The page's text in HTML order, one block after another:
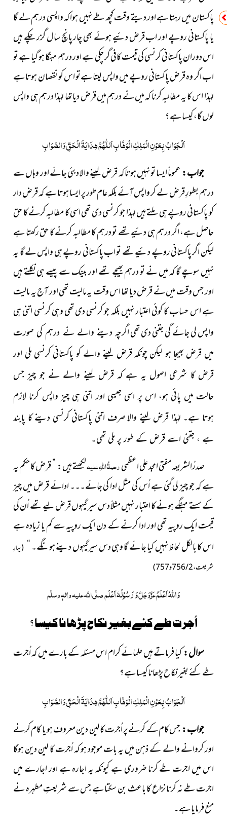
پاکستان میں رہتا ہے اور دیتے وقت کچھ طے نہیں ہوا کہ واپسی درہم لے گا
یا پاکستانی روپے اور اب قرض دئیے ہوئے بھی چار پانچ سال گزر چکے ہیں
اس دوران پاکستانی کرنسی کی قیمت کافی گر چکی ہے اور درہم مہنگا ہو گیا ہے تو
اب اگر وہ قرض پاکستانی روپے میں واپس لیتا ہےتو اس کو نقصان ہوتا ہے
لہٰذا اس کا یہ مطالبہ کرنا کہ میں نے درہم میں قرض دیا تھا لہٰذا درہم ہی واپس
لوں گا، کیسا ہے ؟
اَلْجَوَابُ بِعَوْنِ الْمَلِکِ الْوَھَّابِ اَللّٰھُمَّ ھِدَایَۃَ الْحَقِّ وَالصَّوَابِ
جواب :عموماً ایسا تو نہیں ہوتا کہ قرض لینے والا دبئی جائے اور وہاں سے
درہم بطورِ قرض لے کر واپس آئے بلکہ عام طور پر ایسا ہوتا ہے کہ قرض دار
کو پاکستانی روپے ہی ملتے ہیں لہٰذا جو کرنسی دی تھی اسی کا مطالبہ کرنے کا حق
حاصل ہے، اگر درہم ہی دئیے تھے تو درہم کا مطالبہ کرنے کا حق رکھتا ہے
لیکن اگر پاکستانی روپے دئیے تھے تو اب پاکستانی روپے ہی واپس لے گا یہ
نہیں سوچے گا کہ میں نے تو درہم بھیجے تھے اور بینک سے پیسے ہی نکلتے ہیں
اور جس وقت میں نے قرض دیا تھا اس وقت یہ مالیت تھی اور آج یہ مالیت
ہے اس حساب کا کوئی اعتبار نہیں بلکہ جو کرنسی دی تھی وہی کرنسی اتنی ہی
واپس لی جائے گی جتنی دی تھیاگرچہ دینے والے نے درہم کی صورت
میں قرض بھیجا ہو لیکن چونکہ قرض لینے والے کو پاکستانی کرنسی ملی اور
قرض کا شرعی اصول یہ ہے کہ قرض لینے والے نے جو چیز جس
حالت میں پائی ہو، اس پر اسی جیسی اور اتنی ہی چیز واپس کرنا لازم
ہوتا ہے۔ لہٰذا قرض لینے والا صرف اتنی پاکستانی کرنسی دینے کا پابند
ہے ، جتنی اسے قرض کے طور پر ملی تھی۔
صدرُالشریعہ مفتی امجد علی اعظمیرحمۃُ اللہِ علیہلکھتے ہیں : ” قرض کا حکم یہ
ہے کہ جو چیز لی گئی ہے اُس کی مثل ادا کی جائے۔۔۔ ادائے قرض میں چیز
کے سستے مہنگے ہونے کا اعتبار نہیں مثلاً دس سیر گیہوں قرض لیے تھے اُن کی
قیمت ایک روپیہ تھی اور ادا کرنے کے دن ایک روپیہ سے کم یا زیادہ ہے
اس کا بالکل لحاظ نہیں کیا جائے گا وہی دس سیر گیہوں دینے ہونگے۔ “ ( بہارِ
شریعت،2 / 756 و 757 )
وَاللہُ اَعْلَمُعَزَّوَجَلَّوَ رَسُوْلُہٗ اَعْلَمصلَّی اللہ علیہ واٰلہٖ وسلَّم
اُجرت طے کئے بغیر نکاح پڑھانا کیسا؟
سوال :کیا فرماتے ہیں علمائے کرام اس مسئلہ کے بارے میں کہ اُجرت
طے کئے بغیر نکاح پڑھانا کیسا ہے ؟
اَلْجَوَابُ بِعَوْنِ الْمَلِکِ الْوَھَّابِ اَللّٰھُمَّ ھِدَایَۃَ الْحَقِّ وَالصَّوَابِ
جواب :جس کام کے کرنے پر اُجرت کا لین دین معروف ہو یا کام کرنے
اور کروانے والے کے ذہن میں یہ بات موجود ہو کہ اُجرت کا لین دین ہوگا
اس میں اجرت طے کرنا ضروری ہے کیونکہ یہ اجارہ ہے اور اجارے میں
اجرت طے نہ کرنا نزاع کا باعث بن سکتا ہے جس سے شریعتِ مطہرہ نے
منع فرمایا ہے۔